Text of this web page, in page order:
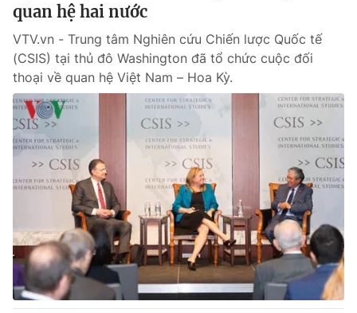
quan hệ hai nước
VTV.vn - Trung tâm Nghiên cứu Chiến lược Quốc tế
(CSIS) tại thủ đô Washington đã tổ chức cuộc đối
thoại về quan hệ Việt Nam – Hoa Kỳ.